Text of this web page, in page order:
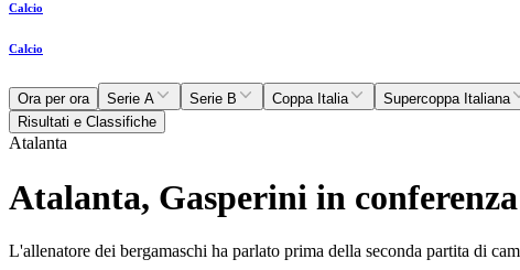
Calcio
Calcio
Ora per ora Serie A Serie B Coppa Italia Supercoppa Italiana
Risultati e Classifiche
Atalanta
Atalanta, Gasperini in
L'allenatore dei bergamaschi ha parlato prima della seconda partita di